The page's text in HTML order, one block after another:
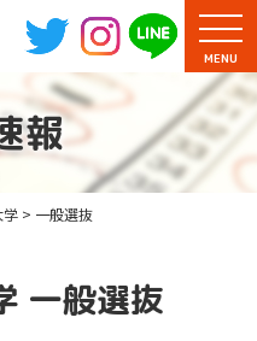
MENU
報
学 > 一般選抜
一般選抜